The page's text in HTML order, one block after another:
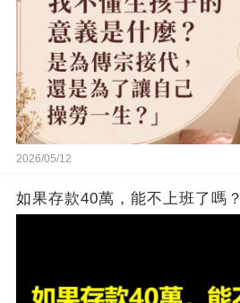
2026/05/12
如果存款40萬，能不上班了嗎？